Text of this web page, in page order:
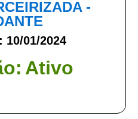
-
10/01/2024
Ativo